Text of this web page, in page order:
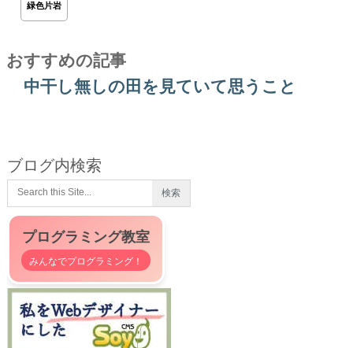
緑色片岩
おすすめの記事
中干し無しの田を見ていて思うこと
ブログ内検索
プログラミング教室
みんなでプログラミング！